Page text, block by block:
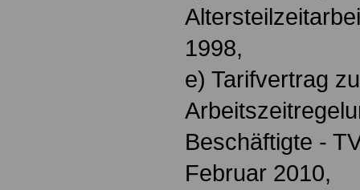
1998,
e) Tarifvertrag
Beschäftigte -
Februar 2010,